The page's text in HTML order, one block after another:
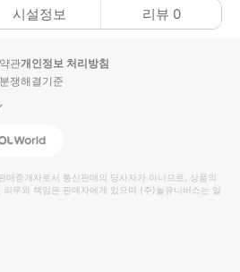
시설정보 리뷰 0
관개인정보 처리방침
분쟁해결기준
Global
매중개자로서 통신판매의 당사자가 아니므로, 상품의
무와 책임은 판매자에게 있으며 (주)놀유니버스는 일